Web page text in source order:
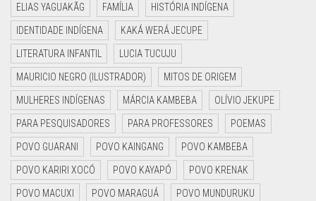
ELIAS YAGUAKÃG FAMÍLIA HISTÓRIA INDÍGENA
IDENTIDADE INDÍGENA KAKÁ WERÁ JECUPE
LITERATURA INFANTIL LUCIA TUCUJU
MAURICIO NEGRO (ILUSTRADOR) MITOS DE ORIGEM
MULHERES INDÍGENAS MÁRCIA KAMBEBA OLÍVIO JEKUPE
PARA PESQUISADORES PARA PROFESSORES POEMAS
POVO GUARANI POVO KAINGANG POVO KAMBEBA
POVO KARIRI XOCÓ POVO KAYAPÓ POVO KRENAK
POVO MACUXI POVO MARAGUÁ POVO MUNDURUKU